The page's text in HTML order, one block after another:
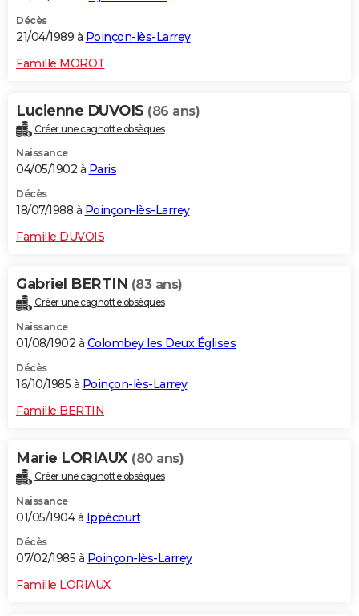
Décès
21/04/1989 à Poinçon-lès-Larrey
Famille MOROT
Lucienne DUVOIS (86 ans)
Créer une cagnotte obsèques
Naissance
04/05/1902 à Paris
Décès
18/07/1988 à Poinçon-lès-Larrey
Famille DUVOIS
Gabriel BERTIN (83 ans)
Créer une cagnotte obsèques
Naissance
01/08/1902 à Colombey les Deux Églises
Décès
16/10/1985 à Poinçon-lès-Larrey
Famille BERTIN
Marie LORIAUX (80 ans)
Créer une cagnotte obsèques
Naissance
01/05/1904 à Ippécourt
Décès
07/02/1985 à Poinçon-lès-Larrey
Famille LORIAUX